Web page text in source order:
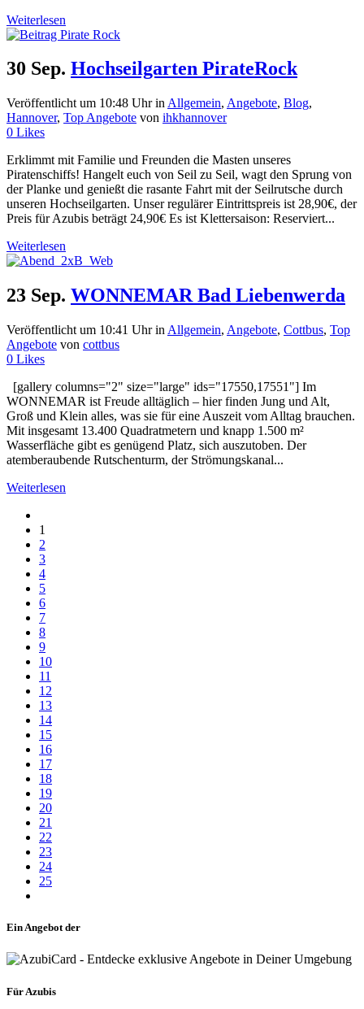
Weiterlesen
30 Sep. Hochseilgarten PirateRock
Veröffentlicht um 10:48 Uhrin Allgemein, Angebote, Blog,
Hannover, Top Angebote von ihkhannover
0 Likes
Erklimmt mit Familie und Freunden die Masten unseres
Piratenschiffs! Hangelt euch von Seil zu Seil, wagt den Sprung von
der Planke und genießt die rasante Fahrt mit der Seilrutsche durch
unseren Hochseilgarten. Unser regulärer Eintrittspreis ist 28,90€, der
Preis für Azubis beträgt 24,90€ Es ist Klettersaison: Reserviert...
Weiterlesen
23 Sep. WONNEMAR Bad Liebenwerda
Veröffentlicht um 10:41 Uhrin Allgemein, Angebote, Cottbus, Top
Angebote von cottbus
0 Likes
[gallery columns="2" size="large" ids="17550,17551"] Im
WONNEMAR ist Freude alltäglich – hier finden Jung und Alt,
Groß und Klein alles, was sie für eine Auszeit vom Alltag brauchen.
Mit insgesamt 13.400 Quadratmetern und knapp 1.500 m²
Wasserfläche gibt es genügend Platz, sich auszutoben. Der
atemberaubende Rutschenturm, der Strömungskanal...
Weiterlesen
1
2
3
4
5
6
7
8
9
10
11
12
13
14
15
16
17
18
19
20
21
22
23
24
25
Ein Angebot der
Für Azubis